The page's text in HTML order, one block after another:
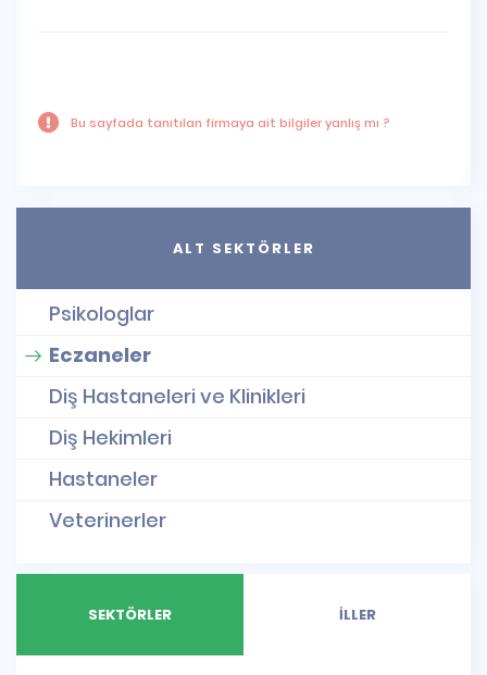
Bu sayfada tanıtılan firmaya ait bilgiler yanlış mı ?
ALT SEKTÖRLER
Psikologlar
Eczaneler
Diş Hastaneleri ve Klinikleri
Diş Hekimleri
Hastaneler
Veterinerler
SEKTÖRLER İLLER